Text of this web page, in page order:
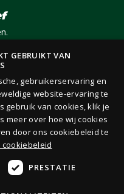
op het door jou opgegeven
GEBRUIKT VAN
gebruikerservaring en
website-ervaring te
gebruik van cookies, klik je
meer over hoe wij cookies
door ons cookiebeleid te
cookiebeleid
PRESTATIE